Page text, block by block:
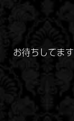
お待ちしてます